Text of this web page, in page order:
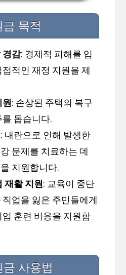
목적
경감: 경제적 피해를 입
적인 재정 지원을 제
원: 손상된 주택의 복구
돕습니다.
: 내란으로 인해 발생한
문제를 치료하는 데
지원합니다.
재활 지원: 교육이 중단
업을 잃은 주민들에게
업 훈련 비용을 지원합
사용법